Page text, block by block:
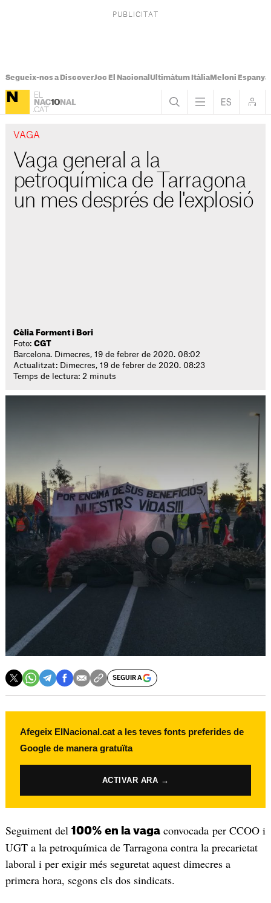
Segueix-nos a DiscoverJoc El Nacional Ultimàtum ItàliaMeloni Espanya
VAGA
Vaga general a la
petroquímica de Tarragona
un mes després de l'explosió
Cèlia Forment i Bori
Foto:CGT
Barcelona. Dimecres, 19 de febrer de 2020. 08:02
Actualitzat: Dimecres, 19 de febrer de 2020. 08:23
Temps de lectura: 2 minuts
SEGUIR A
Afegeix ElNacional.cat a les teves fonts preferides de
Google de manera gratuïta
ACTIVAR ARA →
Seguiment del 100% en la vagaconvocada per CCOO i
UGT a la petroquímica de Tarragona contra la precarietat
laboral i per exigir més seguretat aquest dimecres a
primera hora, segons els dos sindicats.